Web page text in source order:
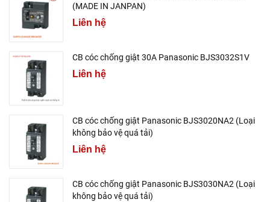
(MADE IN JANPAN)
Liên hệ
CB cóc chống giật 30A Panasonic BJS3032S1V
Liên hệ
CB cóc chống giật Panasonic BJS3020NA2 (Loại
không bảo vệ quá tải)
Liên hệ
CB cóc chống giật Panasonic BJS3030NA2 (Loại
không bảo vệ quá tải)